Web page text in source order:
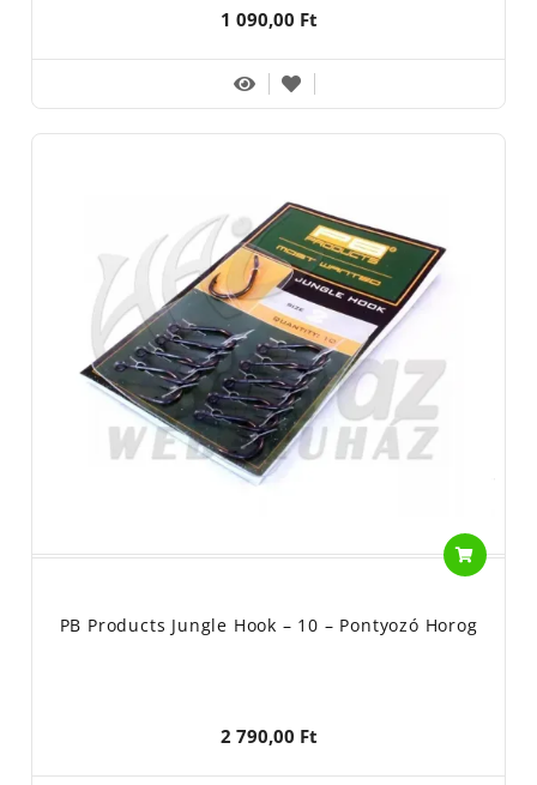
1 090,00 Ft
PB Products Jungle Hook – 10 – Pontyozó Horog
2 790,00 Ft